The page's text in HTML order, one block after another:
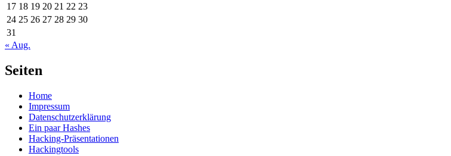
17 18 19 20 21 22 23
24 25 26 27 28 29 30
31
« Aug.
Seiten
Home
Impressum
Datenschutzerklärung
Ein paar Hashes
Hacking-Präsentationen
Hackingtools